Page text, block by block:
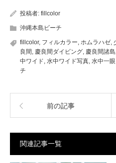
投稿者: fillcolor
沖縄本島ビーチ
fillcolor, フィルカラー ホムラハゼ
良間 慶良間ダイビング 慶良間諸島
中ワイド 水中ワイド写真 水中一
チ
前の記事
関連記事一覧